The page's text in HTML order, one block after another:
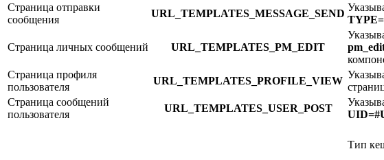
Страница отправки
сообщения
URL_TEMPLATES_MESSAGE_SEND
Страница личных сообщений URL_TEMPLATES_PM_EDIT
Страница профиля
пользователя
URL_TEMPLATES_PROFILE_VIEW
Страница сообщений
пользователя
URL_TEMPLATES_USER_POST
Тип